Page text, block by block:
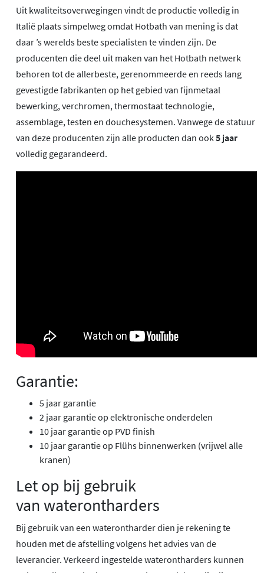
Uit kwaliteitsoverwegingen vindt de productie volledig in
Italië plaats simpelweg omdat Hotbath van mening is dat
daar ’s werelds beste specialisten te vinden zijn. De
producenten die deel uit maken van het Hotbath netwerk
behoren tot de allerbeste, gerenommeerde en reeds lang
gevestigde fabrikanten op het gebied van fijnmetaal
bewerking, verchromen, thermostaat technologie,
assemblage, testen en douchesystemen. Vanwege de statuur
van deze producenten zijn alle producten dan ook5 jaar
volledig gegarandeerd.
Garantie:
5 jaar garantie
2 jaar garantie op elektronische onderdelen
10 jaar garantie op PVD finish
10 jaar garantie op Flühs binnenwerken (vrijwel alle
kranen)
Let op bij gebruik
van waterontharders
Bij gebruik van een waterontharder dien je rekening te
houden met de afstelling volgens het advies van de
leverancier. Verkeerd ingestelde waterontharders kunnen